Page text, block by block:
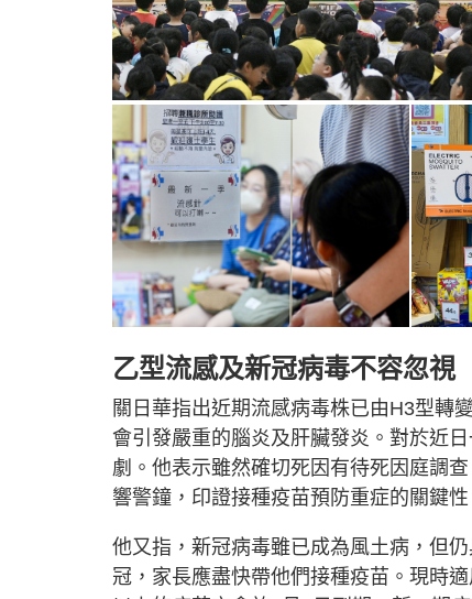
乙型流感及新冠病毒不容忽視
關日華指出近期流感病毒株已由H3型轉
會引發嚴重的腦炎及肝臟發炎。對於近
劇。他表示雖然確切死因有待死因庭調
響警鐘，印證接種疫苗預防重症的關鍵
他又指，新冠病毒雖已成為風土病，但
冠，家長應盡快帶他們接種疫苗。現時